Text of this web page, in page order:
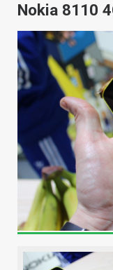
Nokia 8110